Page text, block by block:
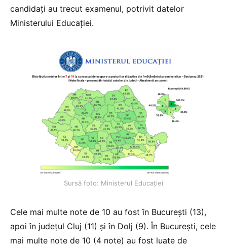
candidați au trecut examenul, potrivit datelor
Ministerului Educației.
Sursă foto: Ministerul Educației
Cele mai multe note de 10 au fost în București (13),
apoi în județul Cluj (11) și în Dolj (9). În București, cele
mai multe note de 10 (4 note) au fost luate de